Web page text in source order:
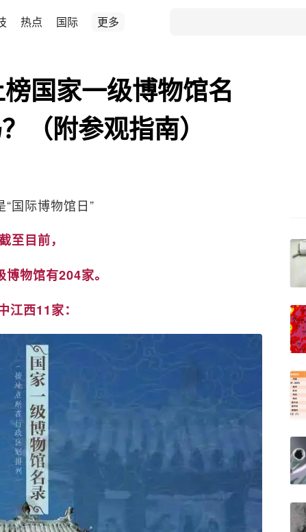
热点 国际 更多
国家一级博物馆名
（附参观指南）
“国际博物馆日”
至目前，
物馆有204家。
江西11家：